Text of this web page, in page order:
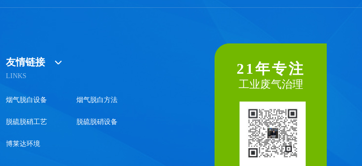
友情链接
LINKS
烟气脱白设备 烟气脱白方法
脱硫脱硝工艺 脱硫脱硝设备
博莱达环境
21年专注
工业废气治理